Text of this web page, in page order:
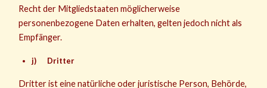
Recht der Mitgliedstaaten möglicherweise
personenbezogene Daten erhalten, gelten jedoch nicht als
Empfänger.
j) Dritter
Dritter ist eine natürliche oder juristische Person, Behörde,